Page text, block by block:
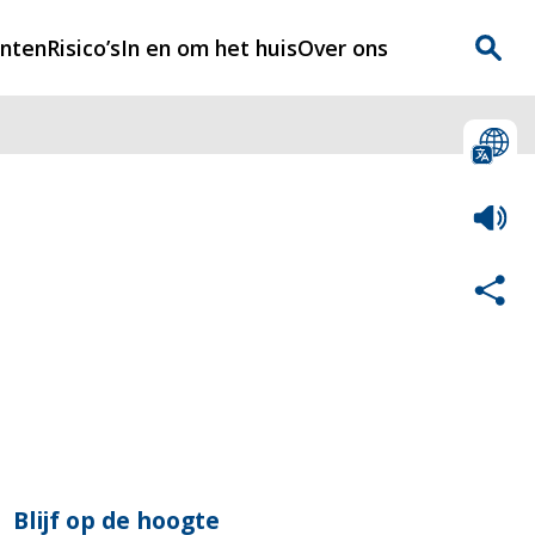
Risico’sIn en om het huisOver ons
Blijf op de hoogte